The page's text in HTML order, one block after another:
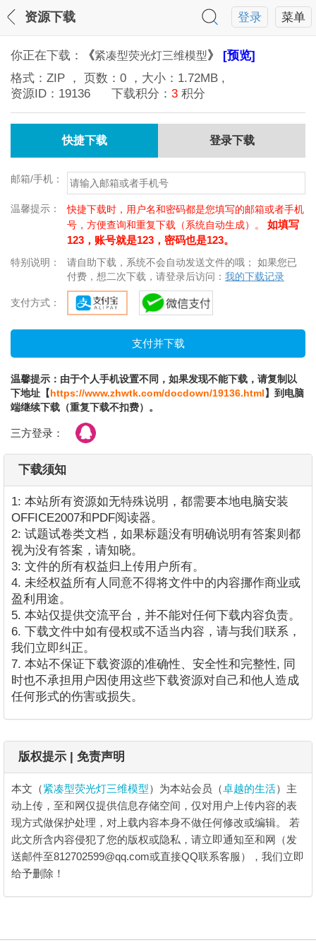
菜单
登录
资源下载
你正在下载： 《紧凑型荧光灯三维模型》 [预览]
格式： ZIP ， 页数： 0 ，大小： 1.72MB ,
资源ID： 19136 下载积分： 3 积分
快捷下载 登录下载
邮箱/手机：
温馨提示：
快捷下载时，用户名和密码都是您填写的邮箱或者手机
号，方便查询和重复下载（系统自动生成）。 如填写
123，账号就是123，密码也是123。
特别说明：
请自助下载，系统不会自动发送文件的哦； 如果您已
付费，想二次下载，请登录后访问： 我的下载记录
支付方式：
温馨提示：由于个人手机设置不同，如果发现不能下载，请复制以
下地址【https://www.zhwtk.com/docdown/19136.html】到电脑
端继续下载（重复下载不扣费）。
三方登录：
下载须知
1: 本站所有资源如无特殊说明，都需要本地电脑安装
OFFICE2007和PDF阅读器。
2: 试题试卷类文档，如果标题没有明确说明有答案则都
视为没有答案，请知晓。
3: 文件的所有权益归上传用户所有。
4. 未经权益所有人同意不得将文件中的内容挪作商业或
盈利用途。
5. 本站仅提供交流平台，并不能对任何下载内容负责。
6. 下载文件中如有侵权或不适当内容，请与我们联系，
我们立即纠正。
7. 本站不保证下载资源的准确性、安全性和完整性, 同
时也不承担用户因使用这些下载资源对自己和他人造成
任何形式的伤害或损失。
版权提示 | 免责声明
本文（紧凑型荧光灯三维模型）为本站会员（卓越的生活）主
动上传，至和网仅提供信息存储空间，仅对用户上传内容的表
现方式做保护处理，对上载内容本身不做任何修改或编辑。 若
此文所含内容侵犯了您的版权或隐私，请立即通知至和网（发
送邮件至812702599@qq.com或直接QQ联系客服），我们立即
给予删除！